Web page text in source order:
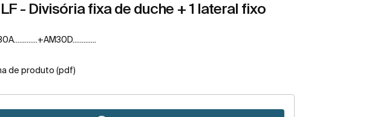
- Divisória fixa de duche + 1 lateral fixo
de produto (pdf)